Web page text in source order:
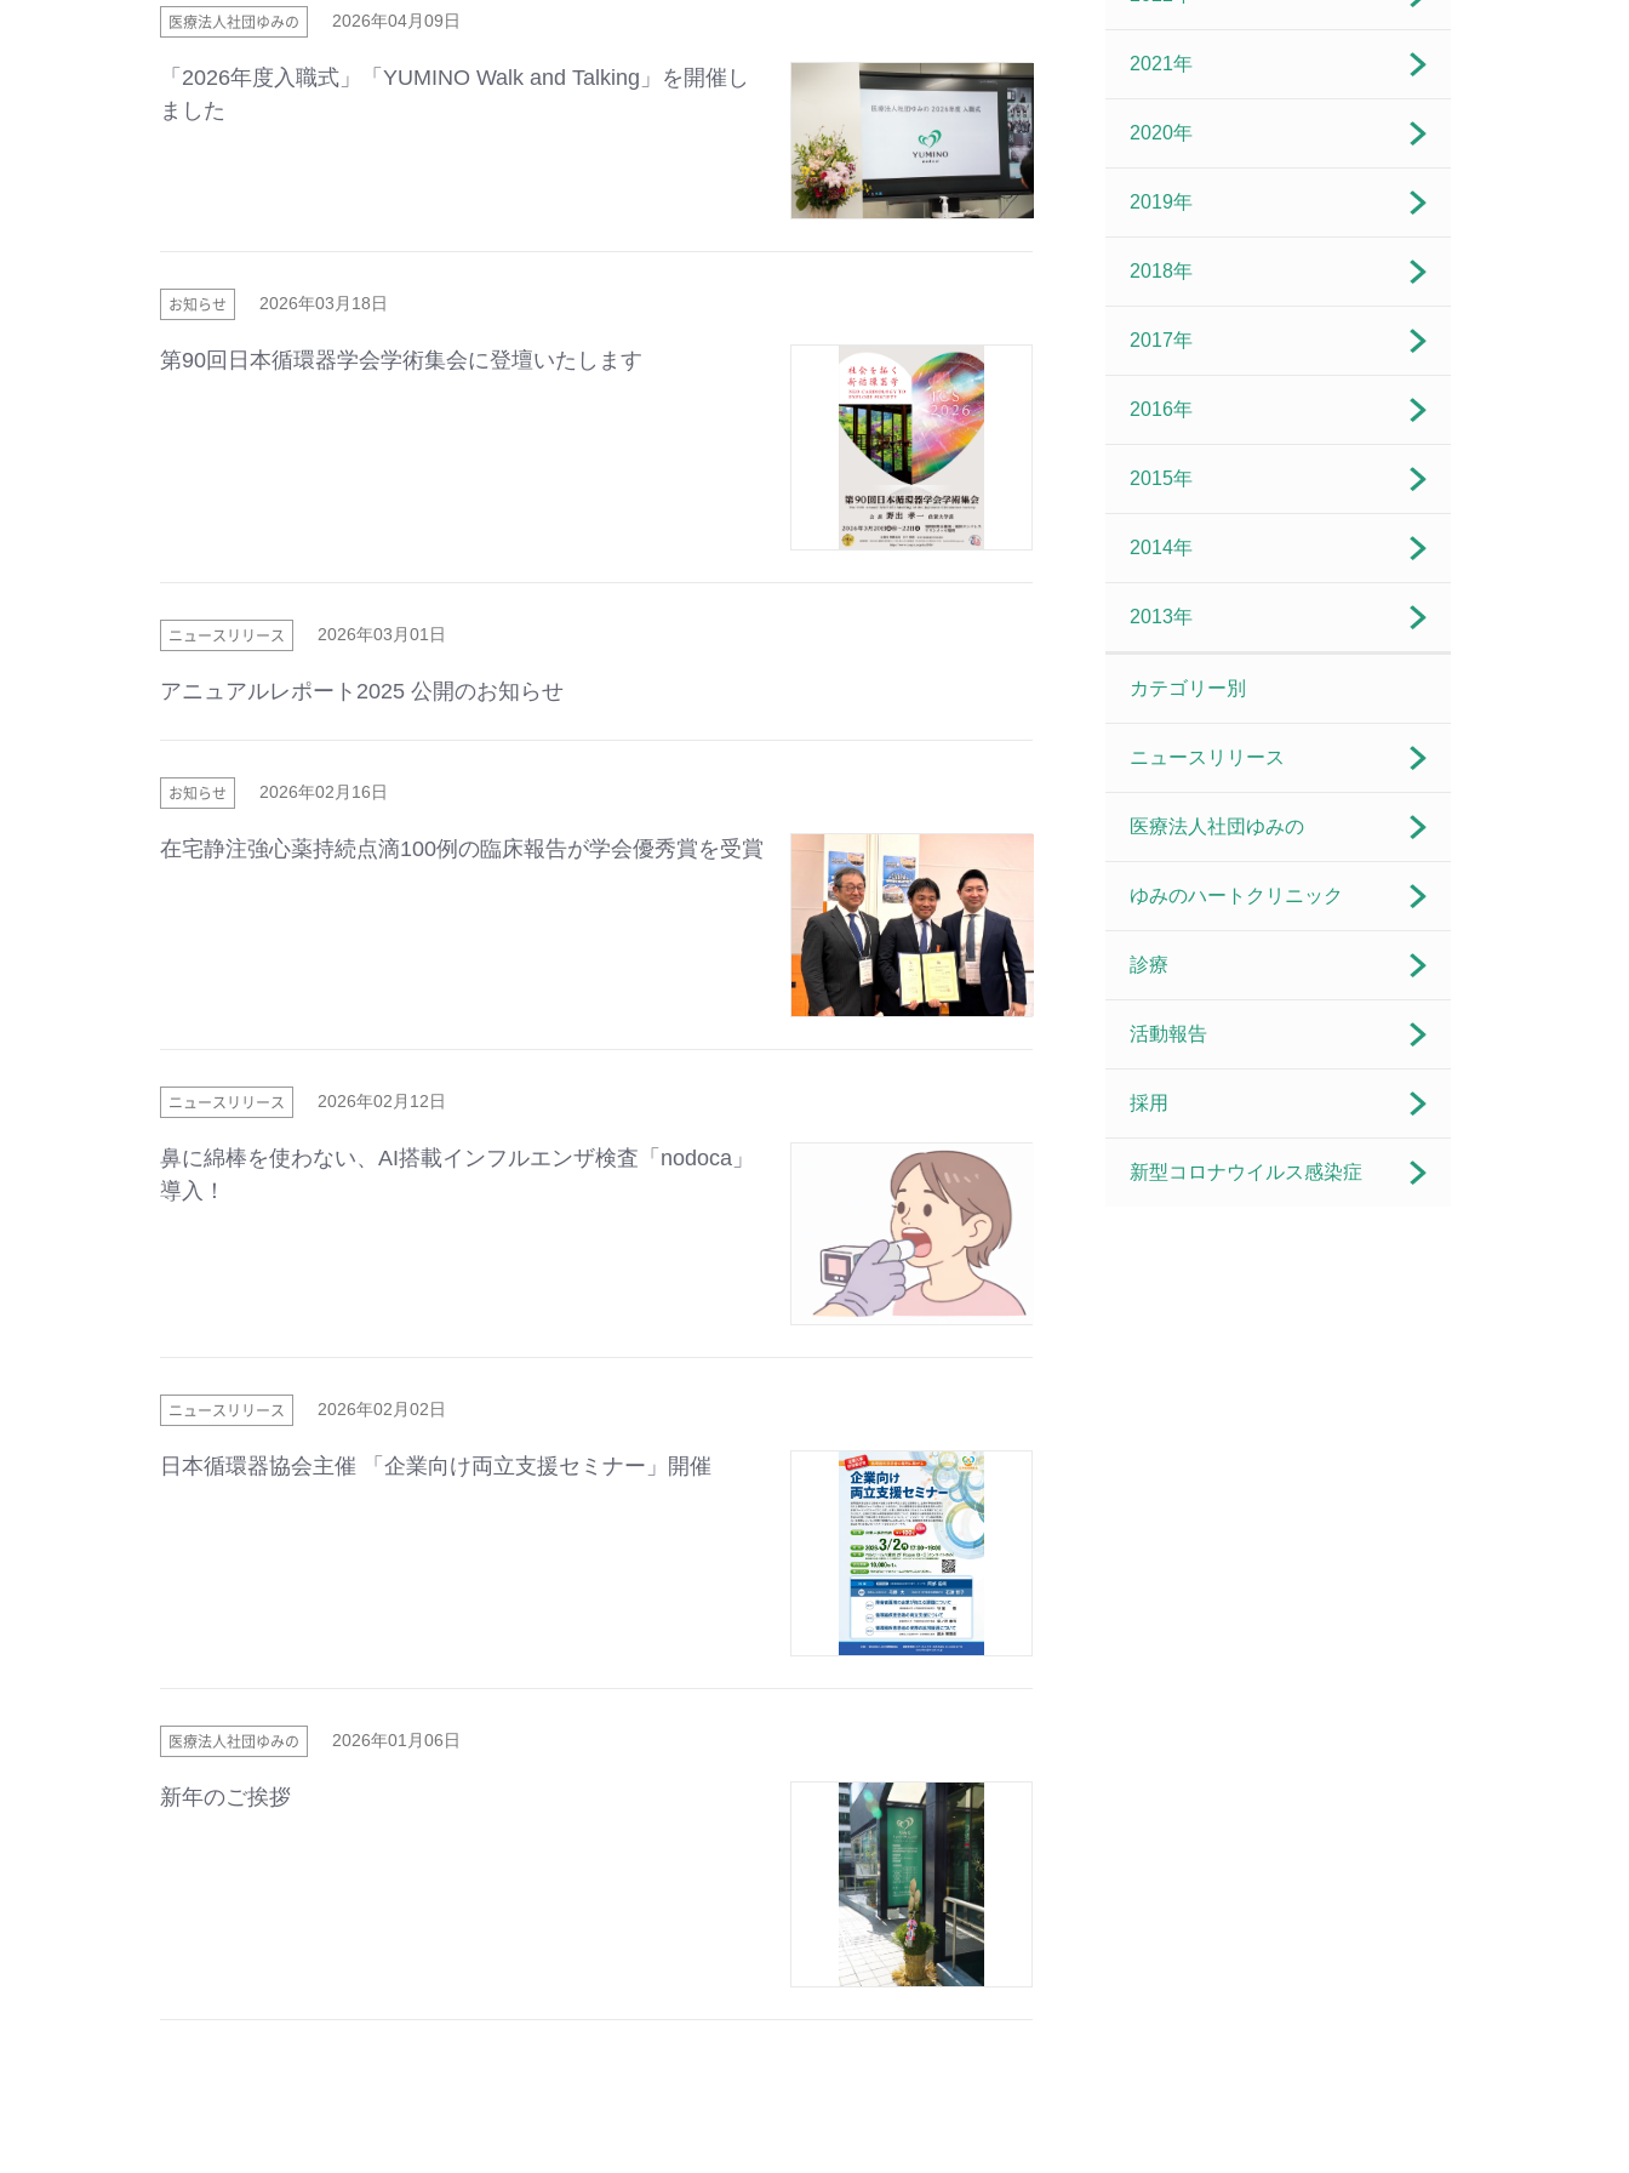
医療法人社団ゆみの 2026年04月09日
「2026年度入職式」「YUMINO Walk and Talking」を開催し
ました
お知らせ 2026年03月18日
第90回日本循環器学会学術集会に登壇いたします
ニュースリリース 2026年03月01日
アニュアルレポート2025 公開のお知らせ
お知らせ 2026年02月16日
在宅静注強心薬持続点滴100例の臨床報告が学会優秀賞を受賞
ニュースリリース 2026年02月12日
鼻に綿棒を使わない、AI搭載インフルエンザ検査「nodoca」
導入！
ニュースリリース 2026年02月02日
日本循環器協会主催 「企業向け両立支援セミナー」開催
医療法人社団ゆみの 2026年01月06日
新年のご挨拶
2021年
2020年
2019年
2018年
2017年
2016年
2015年
2014年
2013年
カテゴリー別
ニュースリリース
医療法人社団ゆみの
ゆみのハートクリニック
診療
活動報告
採用
新型コロナウイルス感染症